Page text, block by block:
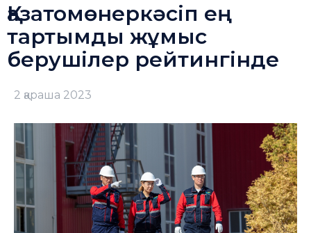
Қазатомөнеркәсіп ең
тартымды жұмыс
берушілер рейтингінде
2 қараша 2023